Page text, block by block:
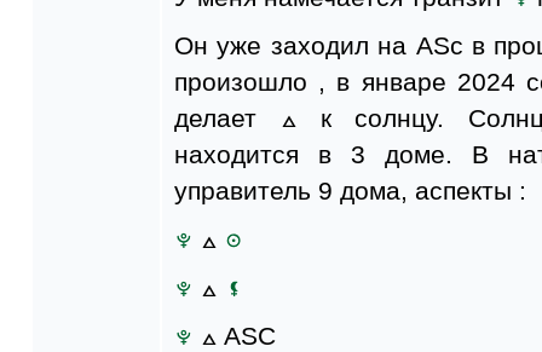
Он уже заходил на ASc в
произошло , в январе 2024
делает
к солнцу.
находится в 3 доме. В
управитель 9 дома, аспекты :
ASC